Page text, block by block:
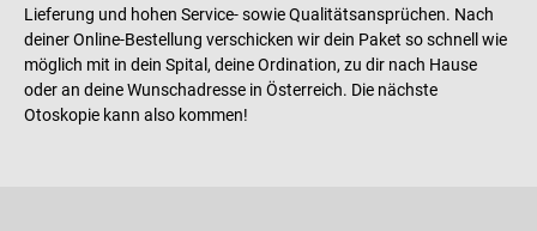
Lieferung und hohen Service- sowie Qualitätsansprüchen. Nach
deiner Online-Bestellung verschicken wir dein Paket so schnell wie
möglich mit in dein Spital, deine Ordination, zu dir nach Hause
oder an deine Wunschadresse in Österreich. Die nächste
Otoskopie kann also kommen!